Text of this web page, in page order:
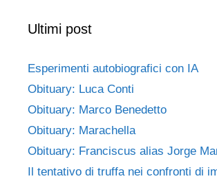
Ultimi post
Esperimenti autobiografici con IA
Obituary: Luca Conti
Obituary: Marco Benedetto
Obituary: Marachella
Obituary: Franciscus alias Jorge
Il tentativo di truffa nei confronti di